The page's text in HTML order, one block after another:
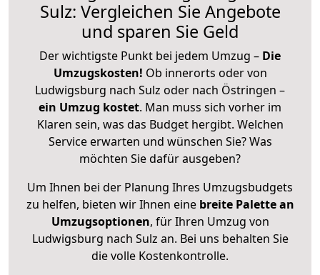
Sulz: Vergleichen Sie Angebote
und sparen Sie Geld
Der wichtigste Punkt bei jedem Umzug – Die
Umzugskosten! Ob innerorts oder von
Ludwigsburg nach Sulz oder nach Östringen –
ein Umzug kostet. Man muss sich vorher im
Klaren sein, was das Budget hergibt. Welchen
Service erwarten und wünschen Sie? Was
möchten Sie dafür ausgeben?
Um Ihnen bei der Planung Ihres Umzugsbudgets
zu helfen, bieten wir Ihnen eine breite Palette an
Umzugsoptionen, für Ihren Umzug von
Ludwigsburg nach Sulz an. Bei uns behalten Sie
die volle Kostenkontrolle.